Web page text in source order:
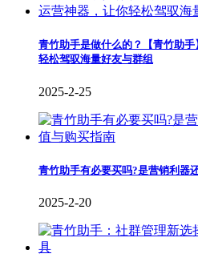
青竹助手是做什么的？【青竹助
轻松驾驭海量好友与群组
2025-2-25
青竹助手有必要买吗?是营销利器
2025-2-20